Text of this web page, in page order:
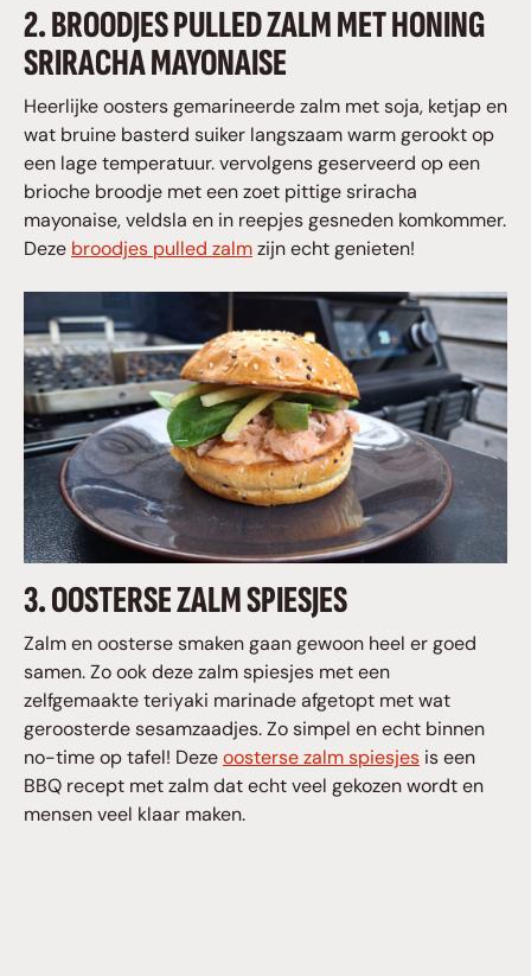
2. BROODJES PULLED ZALM MET HONING
SRIRACHA MAYONAISE
Heerlijke oosters gemarineerde zalm met soja, ketjap en
wat bruine basterd suiker langszaam warm gerookt op
een lage temperatuur. vervolgens geserveerd op een
brioche broodje met een zoet pittige sriracha
mayonaise, veldsla en in reepjes gesneden komkommer.
Deze broodjes pulled zalmzijn echt genieten!
3. OOSTERSE ZALM SPIESJES
Zalm en oosterse smaken gaan gewoon heel er goed
samen. Zo ook deze zalm spiesjes met een
zelfgemaakte teriyaki marinade afgetopt met wat
geroosterde sesamzaadjes. Zo simpel en echt binnen
no-time op tafel! Dezeoosterse zalm spiesjes is een
BBQ recept met zalm dat echt veel gekozen wordt en
mensen veel klaar maken.